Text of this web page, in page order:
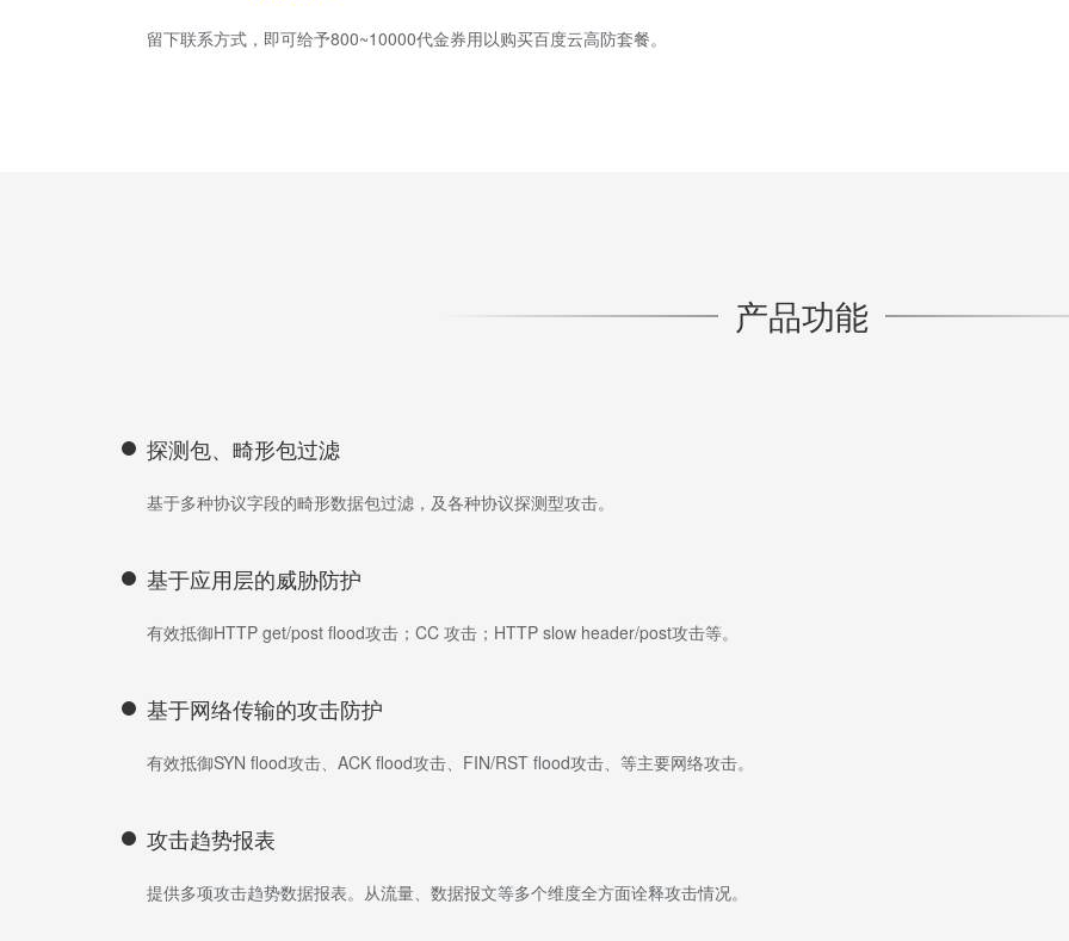
留下联系方式，即可给予800~10000代金券用以购买百度云高防套餐。
产品功能
探测包、畸形包过滤
基于多种协议字段的畸形数据包过滤，及各种协议探测型攻击。
基于应用层的威胁防护
有效抵御HTTP get/post flood攻击；CC 攻击；HTTP slow header/post攻击等。
基于网络传输的攻击防护
有效抵御SYN flood攻击、ACK flood攻击、FIN/RST flood攻击、等主要网络攻击。
攻击趋势报表
提供多项攻击趋势数据报表。从流量、数据报文等多个维度全方面诠释攻击情况。